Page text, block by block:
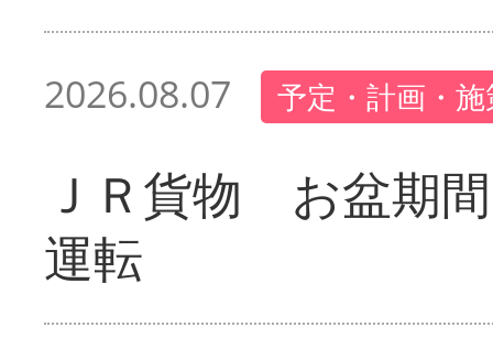
2026.08.07 予定・計画・
ＪＲ貨物 お盆期
運転